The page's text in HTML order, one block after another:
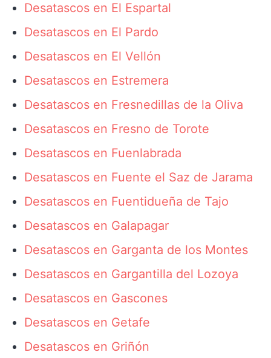
Desatascos en El Espartal
Desatascos en El Pardo
Desatascos en El Vellón
Desatascos en Estremera
Desatascos en Fresnedillas de la Oliva
Desatascos en Fresno de Torote
Desatascos en Fuenlabrada
Desatascos en Fuente el Saz de Jarama
Desatascos en Fuentidueña de Tajo
Desatascos en Galapagar
Desatascos en Garganta de los Montes
Desatascos en Gargantilla del Lozoya
Desatascos en Gascones
Desatascos en Getafe
Desatascos en Griñón